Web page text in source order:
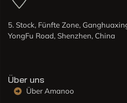
5. Stock, Fünfte Zone,
YongFu Road, Shenzhen, China
Über uns
Über Amanoo